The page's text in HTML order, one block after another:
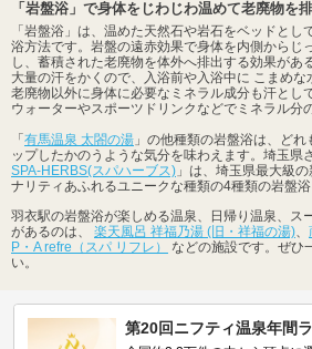
「岩盤浴」で身体をじわじわ温めて老廃物を排
「岩盤浴」は、温めた天然石や岩石をベッドとし
浴方法です。岩盤の遠赤効果で身体を内側からじ
し、蓄積された老廃物を体外へ排出する効果があ
大量の汗をかくので、入浴前や入浴中に こまめ
老廃物以外に身体に必要なミネラル成分も汗とし
ウォーターやスポーツドリンクなどでミネラル分
「 有馬温泉 太閤の湯 」の他種類の岩盤浴は、ど
ップしたかのうような気分を味わえます。埼玉県
SPA-HERBS(スパハーブス) 」は、埼玉県最大級
ナリティあふれるユニークな種類の4種類の岩盤浴
羽衣駅の岩盤浴が楽しめる温泉、日帰り温泉、ス
があるのは、 楽天風呂 祥福乃湯 (旧・祥福の湯)、
P・A refre（スパ リフレ）
などの施設です。ぜひ
い。
第20回ニフティ温泉年間